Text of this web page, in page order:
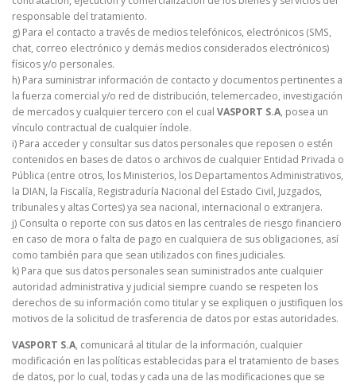
responsable del tratamiento.
g) Para el contacto a través de medios telefónicos, electrónicos (SMS,
chat, correo electrónico y demás medios considerados electrónicos)
físicos y/o personales.
h) Para suministrar información de contacto y documentos pertinentes a
la fuerza comercial y/o red de distribución, telemercadeo, investigación
de mercados y cualquier tercero con el cual VASPORT S.A, posea un
vínculo contractual de cualquier índole.
i) Para acceder y consultar sus datos personales que reposen o estén
contenidos en bases de datos o archivos de cualquier Entidad Privada o
Pública (entre otros, los Ministerios, los Departamentos Administrativos,
la DIAN, la Fiscalía, Registraduría Nacional del Estado Civil, Juzgados,
tribunales y altas Cortes) ya sea nacional, internacional o extranjera.
j) Consulta o reporte con sus datos en las centrales de riesgo financiero
en caso de mora o falta de pago en cualquiera de sus obligaciones, así
como también para que sean utilizados con fines judiciales.
k) Para que sus datos personales sean suministrados ante cualquier
autoridad administrativa y judicial siempre cuando se respeten los
derechos de su información como titular y se expliquen o justifiquen los
motivos de la solicitud de trasferencia de datos por estas autoridades.
VASPORT S.A, comunicará al titular de la información, cualquier
modificación en las políticas establecidas para el tratamiento de bases
de datos, por lo cual, todas y cada una de las modificaciones que se